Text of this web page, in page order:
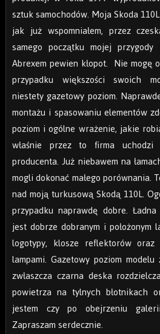
sztuk samochodów. Moja Skoda
jak już wspomniałem, przez
samego początku mojej
Abrexem pewien kłopot. Nie mogę
przypadku większości swoich
niestety gazetowy poziom.
montażu i spasowaniu elementów
poziom i ogólne wrażenie, jakie
właśnie przez to firma uchodzi
producenta. Już niebawem na
mogli dokonać małego porównania.
nad moją turkusową Skodą 110L.
przypadku naprawdę dobre.
jest dobrze dobranym i położonym
logotypy, klosze reflektorów
lampami. Gazetowy poziom
zwłaszcza czarna deska
powietrza na tylnych błotnikach
jestem czy po obejrzeniu
Zapraszam serdecznie.